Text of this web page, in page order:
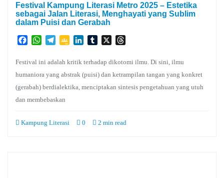
Festival Kampung Literasi Metro 2025 – Estetika
sebagai Jalan Literasi, Menghayati yang Sublim
dalam Puisi dan Gerabah
FacebookWhatsApp
TelegramGoogleLinkedInTumblr
X
Festival ini adalah kritik terhadap dikotomi ilmu. Di sini, ilmu
humaniora yang abstrak (puisi) dan ketrampilan tangan yang konkret
(gerabah) berdialektika, menciptakan sintesis pengetahuan yang utuh
dan membebaskan
Kampung Literasi 0 2 min read